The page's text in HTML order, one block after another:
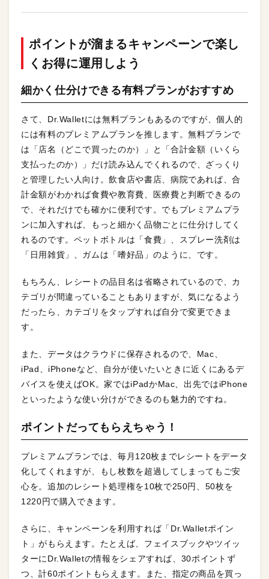
ポイントが溜まるキャンペーンで楽し
くお得に運用しよう
細かく仕分けできる有料プランがおすすめ
さて、Dr.Walletには無料プランもあるのですが、個人的
には有料のプレミアムプランを推します。無料プランで
は「店名（どこで買ったのか）」と「合計金額（いくら
支払ったのか）」だけ読み込んでくれるので、ざっくり
と管理したい人向け。飲食店や書店、病院であれば、合
計金額がわかれば食費や教育費、医療費と判断できるの
で、それだけでも確かに便利です。でもプレミアムプラ
ンに加入すれば、もっと細かく品物ごとに仕分けしてく
れるのです。ペットボトルは「食費」、スプレー洗剤は
「日用雑貨」、ガムは「嗜好品」のように、です。
もちろん、レシートの品目名は省略されているので、カ
テゴリが間違っていることもありますが、気になるよう
だったら、カテゴリをタップすれば自分で変更できま
す。
また、データはクラウドに保存されるので、Mac、
iPad、iPhoneなど、自分が使いたいときに近くにあるデ
バイスを使えばOK。家ではiPadかMac、出先ではiPhone
といったような使い分けができるのも魅力的ですね。
ポイントだってもらえちゃう！
プレミアムプランでは、毎月120枚までレシートをデータ
化してくれますが、もし枚数を超過してしまってもご安
心を。追加のレシート処理権を10枚で250円、50枚を
1220円で購入できます。
さらに、キャンペーンを利用すれば「Dr.Walletポイン
ト」がもらえます。たとえば、フェイスブックやツイッ
ターにDr.Walletの情報をシェアすれば、30ポイントず
つ、計60ポイントもらえます。また、指定の商品を買っ